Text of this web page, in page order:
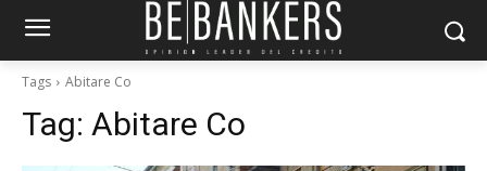
Tags Abitare Co
Tag: Abitare Co